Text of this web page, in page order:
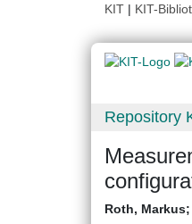
KIT | KIT-
Repository
Roth, Markus;